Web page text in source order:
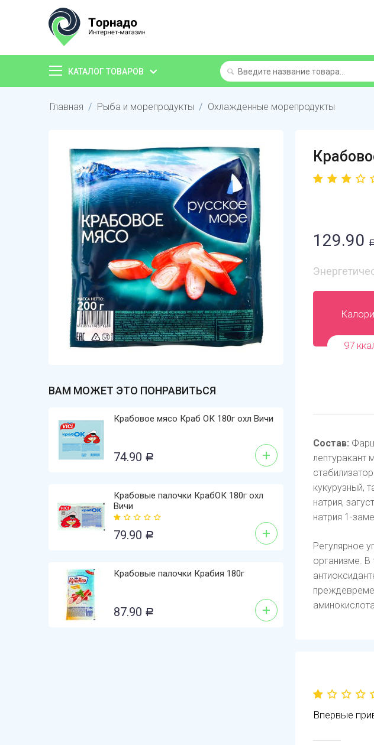
КАТАЛОГ ТОВАРОВ
Главная / Рыба и морепродукты / Охлажденные морепродукты
ВАМ МОЖЕТ ЭТО ПОНРАВИТЬСЯ
Крабовое мясо Краб ОК 180г охл Вичи
74.90 Р +
Крабовые палочки КрабОК 180г охл
Вичи
79.90 Р +
Крабовые палочки Крабия 180г
87.90 Р +
129.90
97
Состав:
лептуракант
кукурузный,
натрия,
натрия 1-
Регулярное
организме. В
Впервые